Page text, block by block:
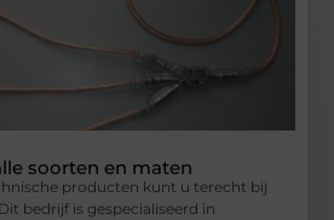
soorten en maten
producten kunt u terecht bij
bedrijf is gespecialiseerd in